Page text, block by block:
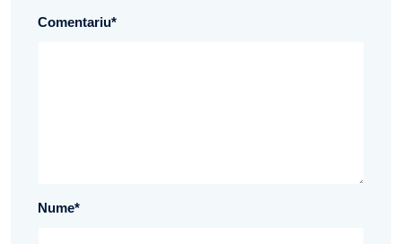
Comentariu*
Nume*